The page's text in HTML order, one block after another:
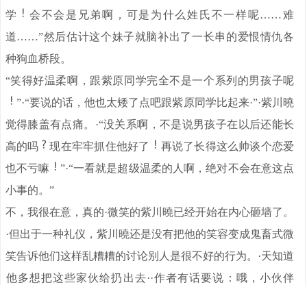
学
会不会是兄弟啊，可是为什么姓氏不一样呢……难
道……”然后估计这个妹子就脑补出了一长串的爱恨情仇各
种狗血桥段。
“笑得好温柔啊，跟紫原同学完全不是一个系列的男孩子呢
”·“要说的话，他也太矮了点吧跟紫原同学比起来·”·紫川曉
觉得膝盖有点痛。·“没关系啊，不是说男孩子在以后还能长
高的吗
现在牢牢抓住他好了
再说了长得这么帅谈个恋爱
也不亏嘛
”·“一看就是超级温柔的人啊，绝对不会在意这点
小事的。”
不，我很在意，真的·微笑的紫川曉已经开始在内心砸墙了。
·但出于一种礼仪，紫川曉还是没有把他的笑容变成鬼畜式微
笑告诉他们这样乱糟糟的讨论别人是很不好的行为。·天知道
他多想把这些家伙给扔出去·
。
·作者有话要说：哦，小伙伴